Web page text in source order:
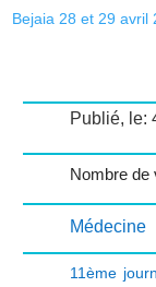
Bejaia 28 et 29 avril
Publié, le:
Nombre de
Médecine
11ème